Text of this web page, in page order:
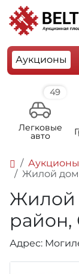
Аукционы
49
Легковые
авто
Аукционы
Жилой дом,
Жилой
район,
Адрес: